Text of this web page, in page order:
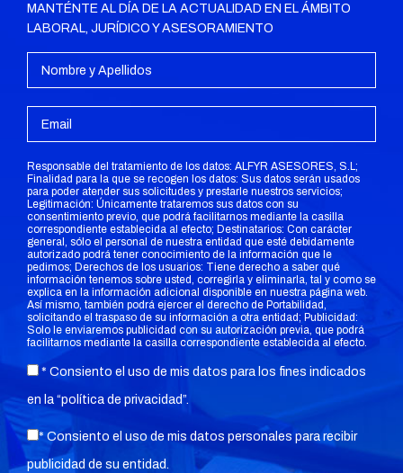
MANTÉNTE AL DÍA DE LA ACTUALIDAD EN EL ÁMBITO
LABORAL, JURÍDICO Y ASESORAMIENTO
Responsable del tratamiento de los datos: ALFYR ASESORES, S.L;
Finalidad para la que se recogen los datos: Sus datos serán usados
para poder atender sus solicitudes y prestarle nuestros servicios;
Legitimación: Únicamente trataremos sus datos con su
consentimiento previo, que podrá facilitarnos mediante la casilla
correspondiente establecida al efecto; Destinatarios: Con carácter
general, sólo el personal de nuestra entidad que esté debidamente
autorizado podrá tener conocimiento de la información que le
pedimos; Derechos de los usuarios: Tiene derecho a saber qué
información tenemos sobre usted, corregirla y eliminarla, tal y como se
explica en la información adicional disponible en nuestra página web.
Así mismo, también podrá ejercer el derecho de Portabilidad,
solicitando el traspaso de su información a otra entidad; Publicidad:
Solo le enviaremos publicidad con su autorización previa, que podrá
facilitarnos mediante la casilla correspondiente establecida al efecto.
* Consiento el uso de mis datos para los fines indicados
en la “política de privacidad”.
* Consiento el uso de mis datos personales para recibir
publicidad de su entidad.